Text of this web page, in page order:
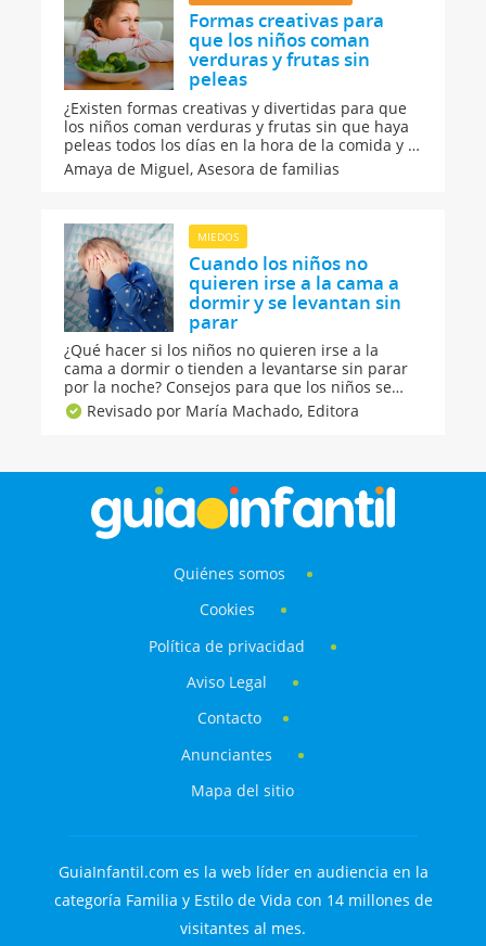
Formas creativas para
que los niños coman
verduras y frutas sin
peleas
¿Existen formas creativas y divertidas para que
los niños coman verduras y frutas sin que haya
peleas todos los días en la hora de la comida y la
cena? Cómo crear hábitos alimenticios
saludables para que nuestros hijos coman de
Amaya de Miguel,Asesora de familias
MIEDOS
Cuando los niños no
quieren irse a la cama a
dormir y se levantan sin
parar
¿Qué hacer si los niños no quieren irse a la
cama a dormir o tienden a levantarse sin parar
por la noche? Consejos para que los niños se
acuesten y duerman mejor. Sueño infantil sin
interrupciones por los miedos nocturnos. Qué
Revisado por María Machado, Editora
Quiénes somos
Cookies
Política de privacidad
Aviso Legal
Contacto
Anunciantes
Mapa del sitio
GuiaInfantil.com es la web líder en audiencia en la
categoría Familia y Estilo de Vida con 14 millones de
visitantes al mes.